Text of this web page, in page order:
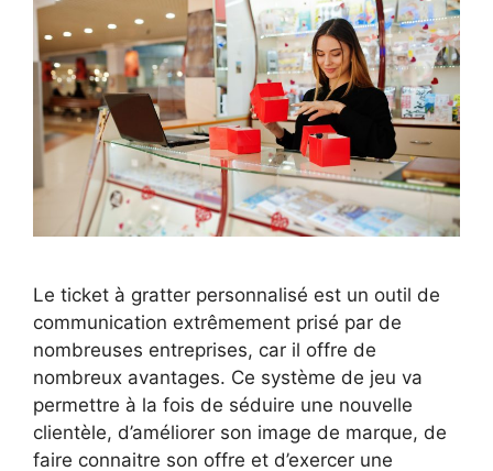
Le ticket à gratter personnalisé est un outil de
communication extrêmement prisé par de
nombreuses entreprises, car il offre de
nombreux avantages. Ce système de jeu va
permettre à la fois de séduire une nouvelle
clientèle, d’améliorer son image de marque, de
faire connaitre son offre et d’exercer une